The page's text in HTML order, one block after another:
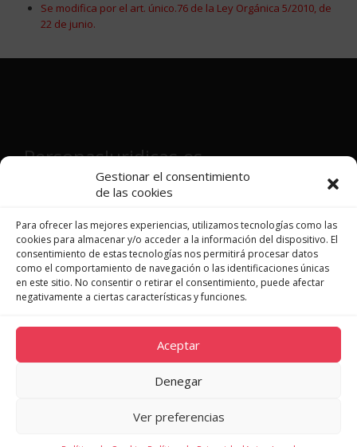
Gestionar el consentimiento
de las cookies
Para ofrecer las mejores experiencias, utilizamos tecnologías como las
cookies para almacenar y/o acceder a la información del dispositivo. El
consentimiento de estas tecnologías nos permitirá procesar datos
como el comportamiento de navegación o las identificaciones únicas
en este sitio. No consentir o retirar el consentimiento, puede afectar
negativamente a ciertas características y funciones.
Aceptar
Denegar
Ver preferencias
Se modifica por el art. único.76 de la Ley Orgánica 5/2010, de
22 de junio.
PersonasJuridicas.es
Director y fundador:
Patón
JURISPRUDENCIA
DOCTRINA